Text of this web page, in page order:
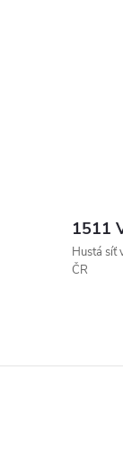
1511
Hustá síť
ČR